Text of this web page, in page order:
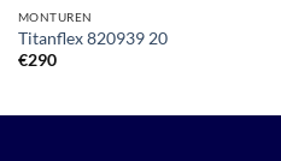
MONTUREN
Titanflex 820939 20
€290